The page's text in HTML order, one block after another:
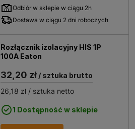
Odbiór w sklepie w ciągu 2h
Dostawa w ciągu 2 dni roboczych
Rozłącznik izolacyjny HIS 1P
100A Eaton
32,20 zł / sztuka brutto
26,18 zł / sztuka netto
1 Dostępność w sklepie